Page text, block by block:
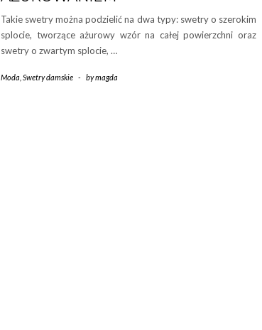
Takie swetry można podzielić na dwa typy: swetry o szerokim
splocie, tworzące ażurowy wzór na całej powierzchni oraz
swetry o zwartym splocie, …
Moda Swetry damskie - bymagda